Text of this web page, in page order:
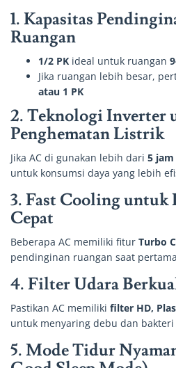
1.Kapasitas
Ruangan
1/2 PK ideal untuk ruangan
Jika ruangan lebih besar,
atau 1 PK
2.Teknologi Inverter
Penghematan Listrik
Jika AC di gunakan lebih dari 5
untuk konsumsi daya yang lebih
3.Fast Cooling untuk
Cepat
Beberapa AC memiliki fitur Turbo
pendinginan ruangan saat
4. Filter Udara
Pastikan AC memiliki filter HD,
untuk menyaring debu dan
5.Mode Tidur